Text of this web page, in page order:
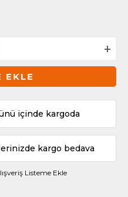
EKLE
içinde kargoda
kargo bedava
Listeme Ekle